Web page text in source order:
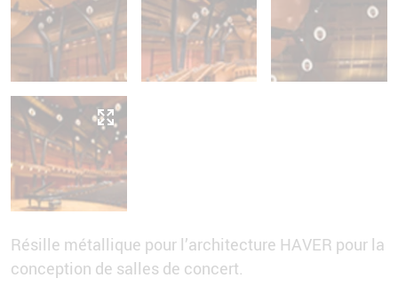
Résille métallique pour l’architecture HAVER pour la
conception de salles de concert.